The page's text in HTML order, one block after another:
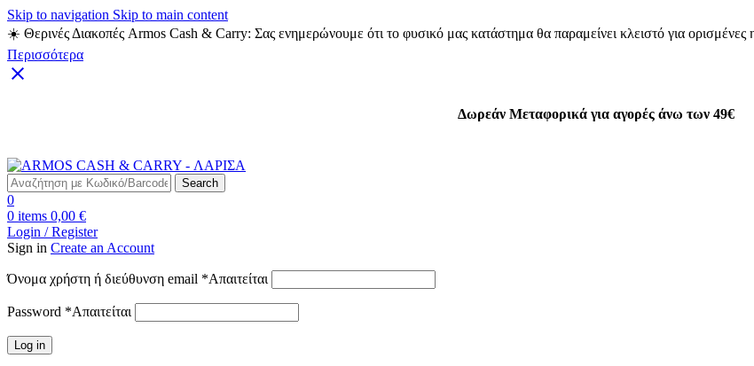
Skip to navigation Skip to main content
☀️ Θερινές Διακοπές Armos Cash & Carry: Σας ενημερώνουμε ότι το φυσικό μας κατάστημα θα παραμείνει κλειστό για ορισμένες
Περισσότερα
Δωρεάν Μεταφορικά για αγορές άνω των 49€
Search
0
0 items 0,00 €
Login / Register
Sign in Create an Account
Όνομα χρήστη ή διεύθυνση email *Απαιτείται
Password *Απαιτείται
Log in